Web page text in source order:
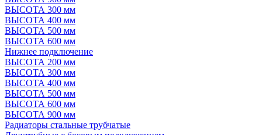
ВЫСОТА 300 мм
ВЫСОТА 400 мм
ВЫСОТА 500 мм
ВЫСОТА 600 мм
Нижнее подключение
ВЫСОТА 200 мм
ВЫСОТА 300 мм
ВЫСОТА 400 мм
ВЫСОТА 500 мм
ВЫСОТА 600 мм
ВЫСОТА 900 мм
Радиаторы стальные трубчатые